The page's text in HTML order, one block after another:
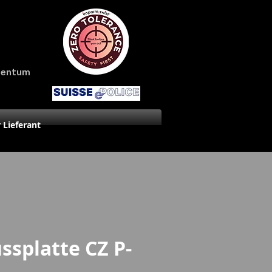
Lieferant
CZ P-